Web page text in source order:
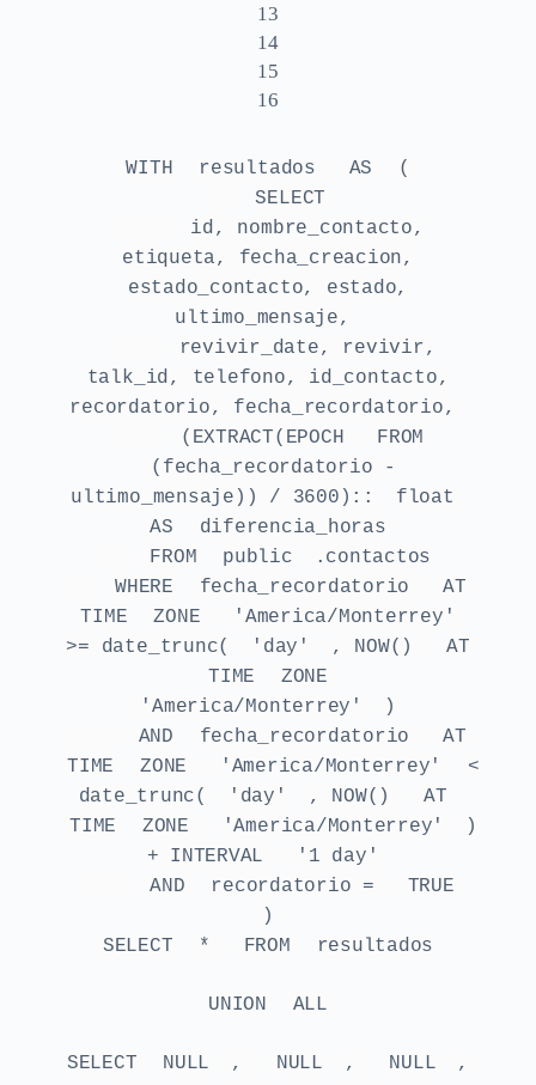
13
14
15
16
WITH resultados AS
(
SELECT
id, nombre_contacto,
etiqueta, fecha_creacion,
estado_contacto, estado,
ultimo_mensaje,
revivir_date, revivir,
talk_id, telefono, id_contacto,
recordatorio, fecha_recordatorio,
(EXTRACT(EPOCH
FROM
(fecha_recordatorio -
ultimo_mensaje)) / 3600)::
float
AS
diferencia_horas
FROM
public
.contactos
WHERE
fecha_recordatorio
AT
TIME
ZONE
'America/Monterrey'
>= date_trunc(
'day' , NOW()
AT
TIME
ZONE
'America/Monterrey'
)
AND
fecha_recordatorio
AT
TIME
ZONE 'America/Monterrey'
<
date_trunc(
'day' , NOW()
AT
TIME
ZONE 'America/Monterrey'
)
+ INTERVAL
'1 day'
AND
recordatorio =
TRUE
)
SELECT
* FROM resultados
UNION ALL
SELECT NULL , NULL , NULL
,